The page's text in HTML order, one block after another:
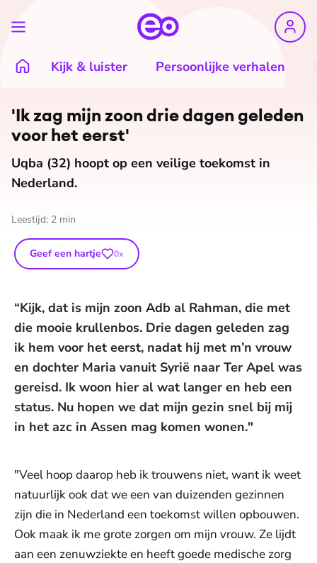
Kijk & luister Persoonlijke verhalen
©Museum of Humanity/EO
'Ik zag mijn zoon drie dagen geleden
voor het eerst'
Uqba (32) hoopt op een veilige toekomst in
Nederland.
Leestijd: 2 min
Geef een hartje 0x
“Kijk, dat is mijn zoon Adb al Rahman, die met
die mooie krullenbos. Drie dagen geleden zag
ik hem voor het eerst, nadat hij met m’n vrouw
en dochter Maria vanuit Syrië naar Ter Apel was
gereisd. Ik woon hier al wat langer en heb een
status. Nu hopen we dat mijn gezin snel bij mij
in het azc in Assen mag komen wonen."
"Veel hoop daarop heb ik trouwens niet, want ik weet
natuurlijk ook dat we een van duizenden gezinnen
zijn die in Nederland een toekomst willen opbouwen.
Ook maak ik me grote zorgen om mijn vrouw. Ze lijdt
aan een zenuwziekte en heeft goede medische zorg